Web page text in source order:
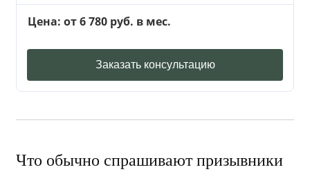
Цена: от 6 780 руб. в мес.
Заказать консультацию
Что обычно спрашивают призывники